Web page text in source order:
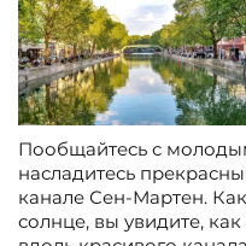
Пообщайтесь с
насладитесь
канале Сен-Мартен.
солнце, вы увидите,